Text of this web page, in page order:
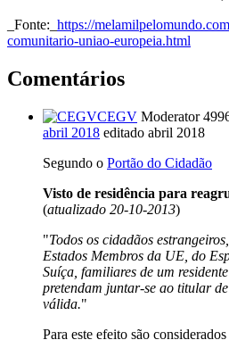
_Fonte:_ https://
comunitario-uniao-europeia.html
Comentários
CEGV Moderator
abril 2018 editado abril 2018
Segundo o Portão do Cidadão
Visto de residência para
(atualizado 20-10-2013)
"Todos os cidadãos
Estados Membros da UE, do
Suíça, familiares de um
pretendam juntar-se ao titular
válida."
Para este efeito são